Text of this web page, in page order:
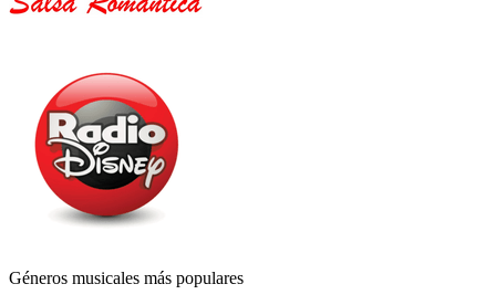
Géneros musicales más populares